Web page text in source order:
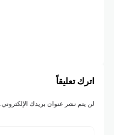
اترك تعليقاً
لن يتم نشر عنوان بريدك الإلكتروني.